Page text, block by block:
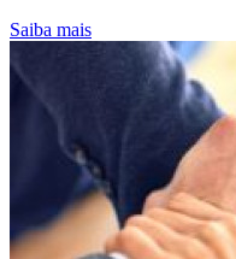
Saiba mais